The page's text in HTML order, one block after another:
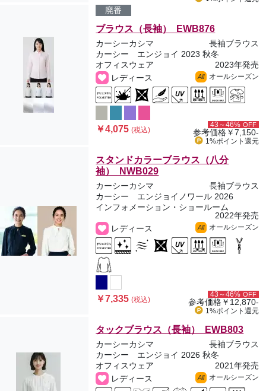
廃番
ブラウス（長袖） EWB876
カーシーカシマ
長袖ブラウス
カーシー エンジョイ 2023 秋冬
オフィスウェア
2023年発売
レディース
All オールシーズン
￥4,075(税込)
43～46% OFF
参考価格￥7,150-
1%ポイント 還元
スタンドカラーブラウス（八分
袖） NWB029
カーシーカシマ
長袖ブラウス
カーシー エンジョイノワール 2026
インフォメーション・ショールーム
2022年発売
レディース
All オールシーズン
￥7,335(税込)
43～46% OFF
参考価格￥12,870-
1%ポイント 還元
タックブラウス（長袖） EWB803
カーシーカシマ
長袖ブラウス
カーシー エンジョイ 2026 秋冬
オフィスウェア
2021年発売
レディース
All オールシーズン